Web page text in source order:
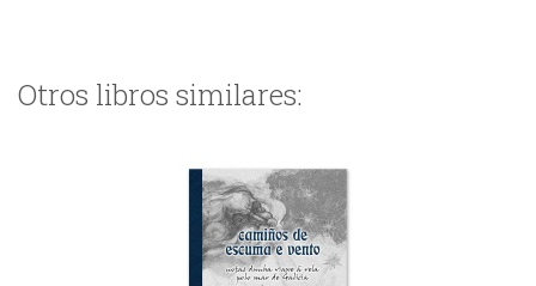
Otros libros similares: